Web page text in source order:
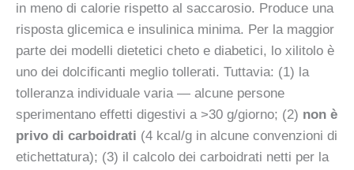
in meno di calorie rispetto al saccarosio. Produce una
risposta glicemica e insulinica minima. Per la maggior
parte dei modelli dietetici cheto e diabetici, lo xilitolo è
uno dei dolcificanti meglio tollerati. Tuttavia: (1) la
tolleranza individuale varia — alcune persone
sperimentano effetti digestivi a >30 g/giorno; (2) non è
privo di carboidrati (4 kcal/g in alcune convenzioni di
etichettatura); (3) il calcolo dei carboidrati netti per la